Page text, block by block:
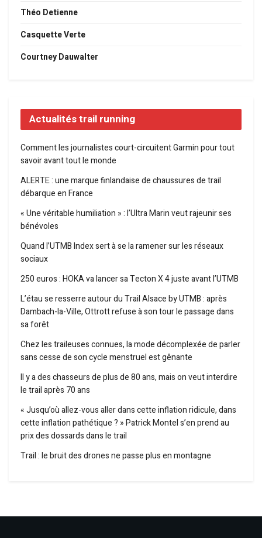
Théo Detienne
Casquette Verte
Courtney Dauwalter
Actualités trail running
Comment les journalistes court-circuitent Garmin pour tout
savoir avant tout le monde
ALERTE : une marque finlandaise de chaussures de trail
débarque en France
« Une véritable humiliation » : l’Ultra Marin veut rajeunir ses
bénévoles
Quand l’UTMB Index sert à se la ramener sur les réseaux
sociaux
250 euros : HOKA va lancer sa Tecton X 4 juste avant l’UTMB
L’étau se resserre autour du Trail Alsace by UTMB : après
Dambach-la-Ville, Ottrott refuse à son tour le passage dans
sa forêt
Chez les traileuses connues, la mode décomplexée de parler
sans cesse de son cycle menstruel est gênante
Il y a des chasseurs de plus de 80 ans, mais on veut interdire
le trail après 70 ans
« Jusqu’où allez-vous aller dans cette inflation ridicule, dans
cette inflation pathétique ? » Patrick Montel s’en prend au
prix des dossards dans le trail
Trail : le bruit des drones ne passe plus en montagne